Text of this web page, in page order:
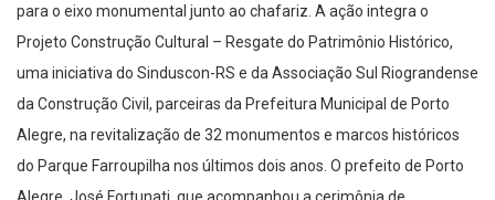
para o eixo monumental junto ao chafariz. A ação integra o
Projeto Construção Cultural – Resgate do Patrimônio Histórico,
uma iniciativa do Sinduscon-RS e da Associação Sul Riograndense
da Construção Civil, parceiras da Prefeitura Municipal de Porto
Alegre, na revitalização de 32 monumentos e marcos históricos
do Parque Farroupilha nos últimos dois anos. O prefeito de Porto